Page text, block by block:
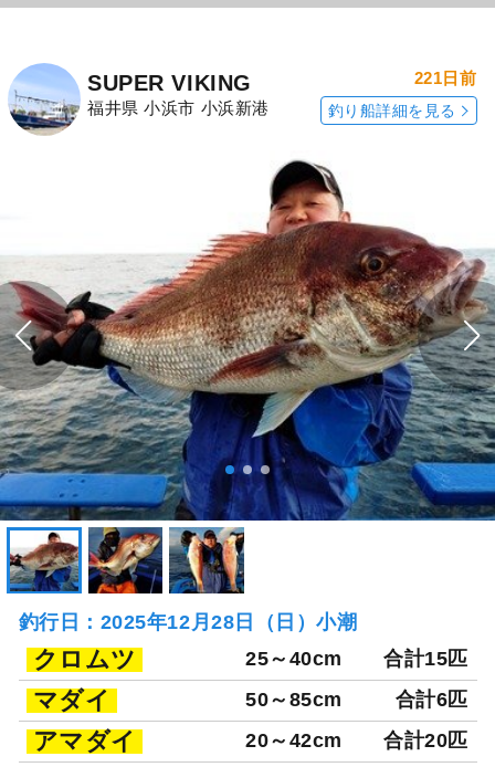
SUPER VIKING
福井県 小浜市 小浜新港
221日前
釣り船詳細を見る
釣行日：2025年12月28日（日）小潮
クロムツ 25～40cm 合計15匹
マダイ 50～85cm 合計6匹
アマダイ 20～42cm 合計20匹